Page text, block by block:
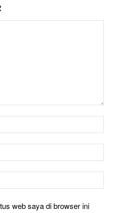
web saya di browser ini